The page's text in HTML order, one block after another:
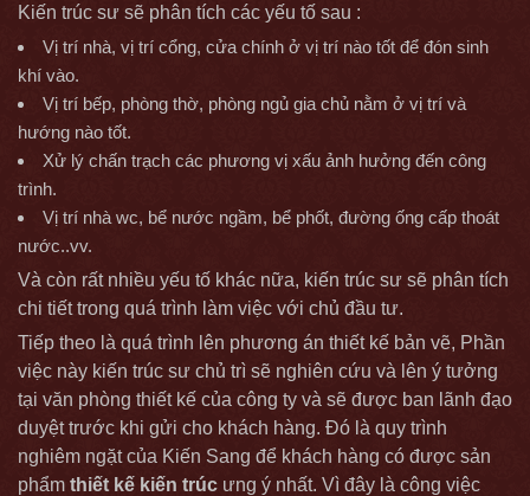
Kiến trúc sư sẽ phân tích các yếu tố sau :
Vị trí nhà, vị trí cổng, cửa chính ở vị trí nào tốt để đón sinh
khí vào.
Vị trí bếp, phòng thờ, phòng ngủ gia chủ nằm ở vị trí và
hướng nào tốt.
Xử lý chấn trạch các phương vị xấu ảnh hưởng đến công
trình.
Vị trí nhà wc, bể nước ngầm, bể phốt, đường ống cấp thoát
nước..vv.
Và còn rất nhiều yếu tố khác nữa, kiến trúc sư sẽ phân tích
chi tiết trong quá trình làm việc với chủ đầu tư.
Tiếp theo là quá trình lên phương án thiết kế bản vẽ, Phần
việc này kiến trúc sư chủ trì sẽ nghiên cứu và lên ý tưởng
tại văn phòng thiết kế của công ty và sẽ được ban lãnh đạo
duyệt trước khi gửi cho khách hàng. Đó là quy trình
nghiêm ngặt của Kiến Sang để khách hàng có được sản
phẩm thiết kế kiến trúc ưng ý nhất. Vì đây là công việc